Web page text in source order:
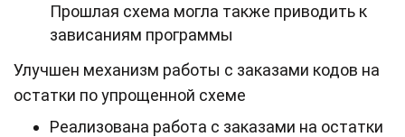
Прошлая схема могла также приводить к
зависаниям программы
Улучшен механизм работы с заказами кодов на
остатки по упрощенной схеме
Реализована работа с заказами на остатки